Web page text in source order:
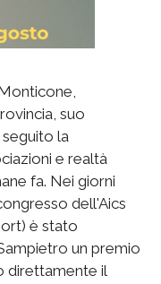
suo
la
e realtà
fa. Nei giorni
dell'Aics
è stato
un premio
direttamente il